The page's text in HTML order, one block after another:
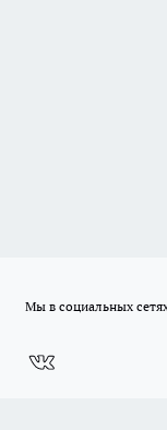
Мы в социальных